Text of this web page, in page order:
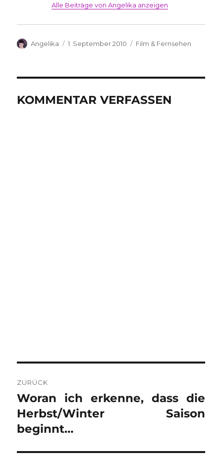
Alle Beiträge von Angelika anzeigen
Autor
Angelika
Veröffentlicht
1. September 2010 Kategorien
Film & Fernsehen
KOMMENTAR VERFASSEN
ZURÜCK
Vorheriger
Beitrag:
Woran ich erkenne, dass die
Herbst/Winter Saison
beginnt…